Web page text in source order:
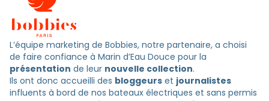
L’équipe marketing de Bobbies, notre partenaire, a choisi
de faire confiance à Marin d’Eau Douce pour la
présentation de leur nouvelle collection.
Ils ont donc accueilli des bloggeurs et journalistes
influents à bord de nos bateaux électriques et sans permis